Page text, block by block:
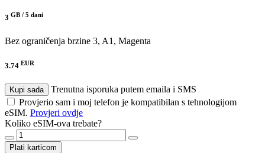
3 GB / 5 dani
Bez ograničenja brzine 3, A1, Magenta
3.74 EUR
Kupi sada
Trenutna isporuka putem emaila i SMS
Provjerio sam i moj telefon je kompatibilan s tehnologijom
eSIM. Provjeri ovdje
Koliko eSIM-ova trebate?
Plati karticom